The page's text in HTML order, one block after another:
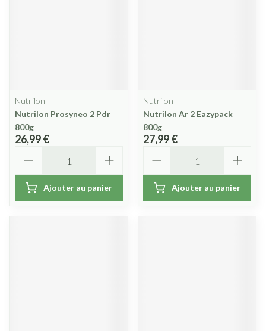
Nutrilon
Nutrilon Prosyneo 2 Pdr
800g
26,99 €
Ajouter au panier
Nutrilon
Nutrilon Ar 2 Eazypack
800g
27,99 €
Ajouter au panier